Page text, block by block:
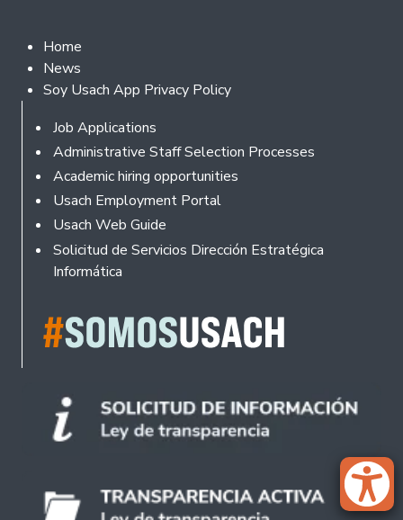
Footer 2
Home
News
Soy Usach App Privacy Policy
Footer
Job Applications
Administrative Staff Selection Processes
Academic hiring opportunities
Usach Employment Portal
Usach Web Guide
Solicitud de Servicios Dirección Estratégica
Informática